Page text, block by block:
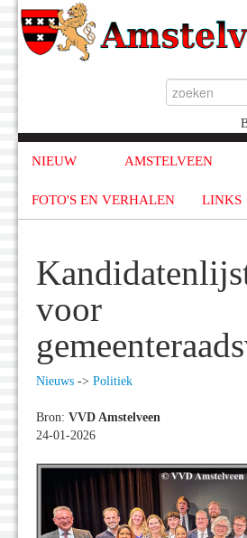
NIEUW AMSTELVEEN
FOTO'S EN VERHALEN LINKS
voor
Nieuws -> Politiek
Bron: VVD Amstelveen
24-01-2026